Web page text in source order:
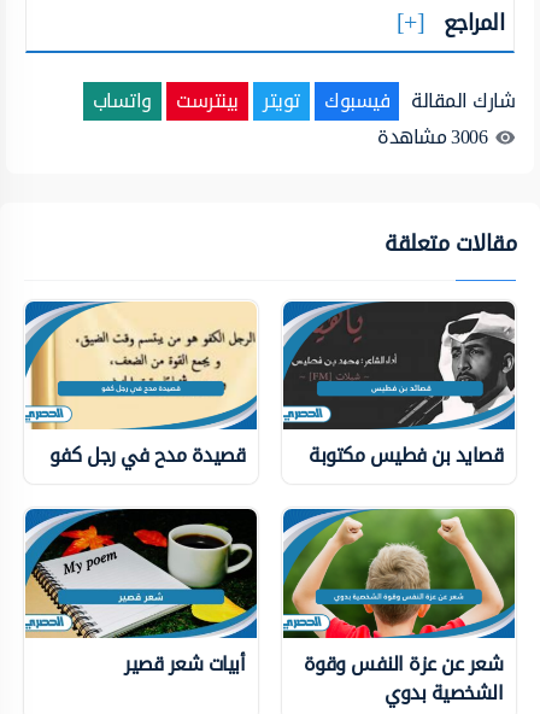
المراجع
شارك المقالة فيسبوك تويتر بينترست
واتساب
3006مشاهدة
مقالات متعلقة
قصايد بن فطيس مكتوبة قصيدة مدح في رجل كفو
شعر عن عزة النفس وقوة
الشخصية بدوي
أبيات شعر قصير